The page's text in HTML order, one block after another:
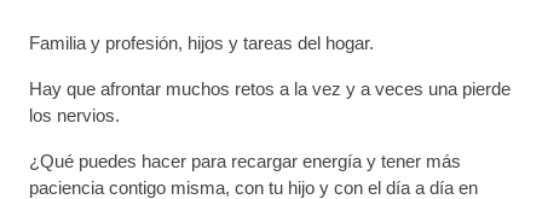
Familia y profesión, hijos y tareas del hogar.
Hay que afrontar muchos retos a la vez y a veces una pierde
los nervios.
¿Qué puedes hacer para recargar energía y tener más
paciencia contigo misma, con tu hijo y con el día a día en